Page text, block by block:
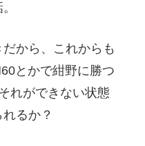
から、これからも
とかで紺野に勝つ
れができない状態
るか？